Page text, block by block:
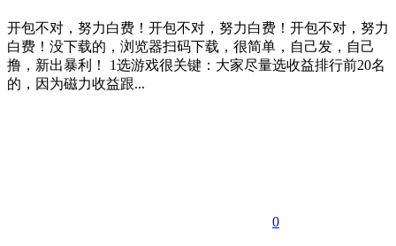
开包不对，努力白费！开包不对，努力白费！开包不对，努力
白费！没下载的，浏览器扫码下载，很简单，自己发，自己
撸，新出暴利！ 1选游戏很关键：大家尽量选收益排行前20名
的，因为磁力收益跟...
0